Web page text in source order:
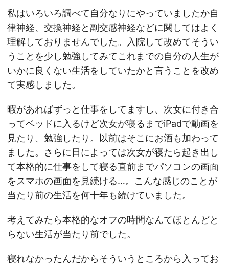
私はいろいろ調べて自分なりにやっていましたか自
律神経、交換神経と副交感神経などに関してはよく
理解しておりませんでした。入院して改めてそうい
うことを少し勉強してみてこれまでの自分の人生が
いかに良くない生活をしていたかと言うことを改め
て実感しました。
暇があればずっと仕事をしてますし、次女に付き合
ってベッドに入るけど次女が寝るまでiPadで動画を
見たり、勉強したり。以前はそこにお酒も加わって
ました。さらに日によっては次女が寝たら起き出し
て本格的に仕事をして寝る直前までパソコンの画面
をスマホの画面を見続ける…。こんな感じのことが
当たり前の生活を何十年も続けていました。
考えてみたら本格的なオフの時間なんてほとんどと
らない生活が当たり前でした。
寝れなかったんだからそういうところから入ってお